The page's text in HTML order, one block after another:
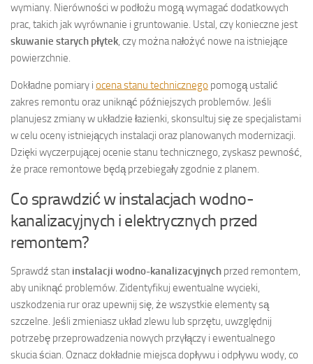
wymiany. Nierówności w podłożu mogą wymagać dodatkowych
prac, takich jak wyrównanie i gruntowanie. Ustal, czy konieczne jest
skuwanie starych płytek , czy można nałożyć nowe na istniejące
powierzchnie.
Dokładne pomiary i ocena stanu technicznego pomogą ustalić
zakres remontu oraz uniknąć późniejszych problemów. Jeśli
planujesz zmiany w układzie łazienki, skonsultuj się ze specjalistami
w celu oceny istniejących instalacji oraz planowanych modernizacji.
Dzięki wyczerpującej ocenie stanu technicznego, zyskasz pewność,
że prace remontowe będą przebiegały zgodnie z planem.
Co sprawdzić w instalacjach wodno-
kanalizacyjnych i elektrycznych przed
remontem?
Sprawdź stan instalacji wodno-kanalizacyjnych przed remontem,
aby uniknąć problemów. Zidentyfikuj ewentualne wycieki,
uszkodzenia rur oraz upewnij się, że wszystkie elementy są
szczelne. Jeśli zmieniasz układ zlewu lub sprzętu, uwzględnij
potrzebę przeprowadzenia nowych przyłączy i ewentualnego
skucia ścian. Oznacz dokładnie miejsca dopływu i odpływu wody, co